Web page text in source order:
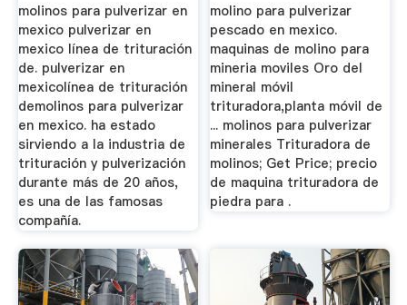
molinos para pulverizar en
mexico pulverizar en
mexico línea de trituración
de. pulverizar en
mexicolínea de trituración
demolinos para pulverizar
en mexico. ha estado
sirviendo a la industria de
trituración y pulverización
durante más de 20 años,
es una de las famosas
compañía.
molino para pulverizar
pescado en mexico.
maquinas de molino para
mineria moviles Oro del
mineral móvil
trituradora,planta móvil de
... molinos para pulverizar
minerales Trituradora de
molinos; Get Price; precio
de maquina trituradora de
piedra para .